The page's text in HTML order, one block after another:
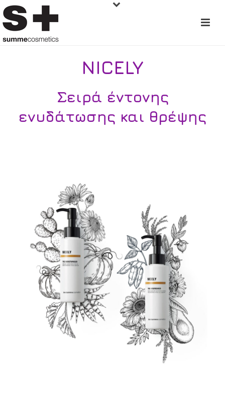
NICELY
Σειρά έντονης
ενυδάτωσης και θρέψης